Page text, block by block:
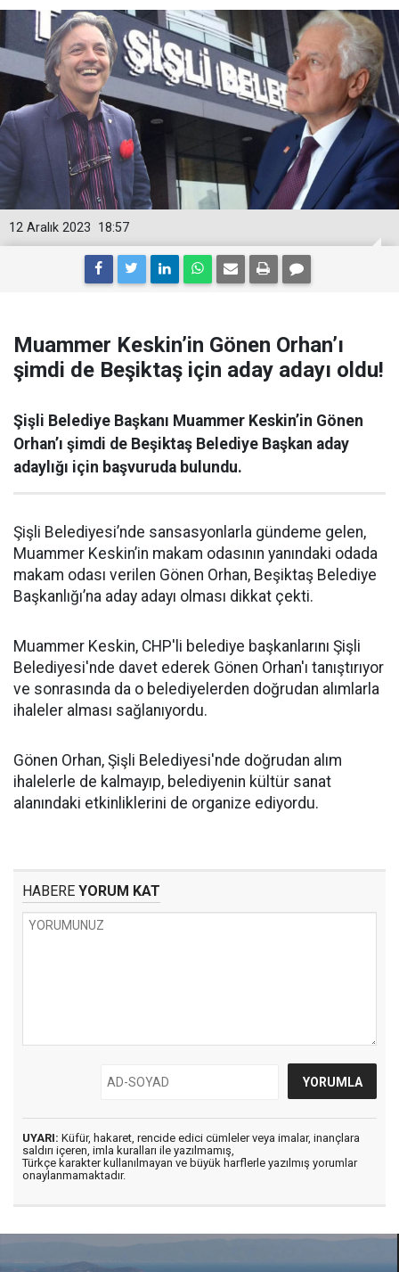
18:57
12 Aralık 2023
Muammer Keskin’in Gönen Orhan’ı
şimdi de Beşiktaş için aday adayı oldu!
Şişli Belediye Başkanı Muammer Keskin’in Gönen
Orhan’ı şimdi de Beşiktaş Belediye Başkan aday
adaylığı için başvuruda bulundu.
Şişli Belediyesi’nde sansasyonlarla gündeme gelen,
Muammer Keskin’in makam odasının yanındaki odada
makam odası verilen Gönen Orhan, Beşiktaş Belediye
Başkanlığı’na aday adayı olması dikkat çekti.
Muammer Keskin, CHP'li belediye başkanlarını Şişli
Belediyesi'nde davet ederek Gönen Orhan'ı tanıştırıyor
ve sonrasında da o belediyelerden doğrudan alımlarla
ihaleler alması sağlanıyordu.
Gönen Orhan, Şişli Belediyesi'nde doğrudan alım
ihalelerle de kalmayıp, belediyenin kültür sanat
alanındaki etkinliklerini de organize ediyordu.
HABERE YORUM KAT
UYARI: Küfür, hakaret, rencide edici cümleler veya imalar, inançlara
saldırı içeren, imla kuralları ile yazılmamış,
Türkçe karakter kullanılmayan ve büyük harflerle yazılmış yorumlar
onaylanmamaktadır.